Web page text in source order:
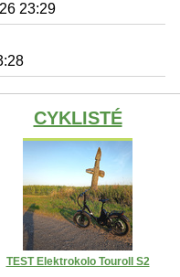
23:29
CYKLISTÉ
TEST Elektrokolo Touroll S2